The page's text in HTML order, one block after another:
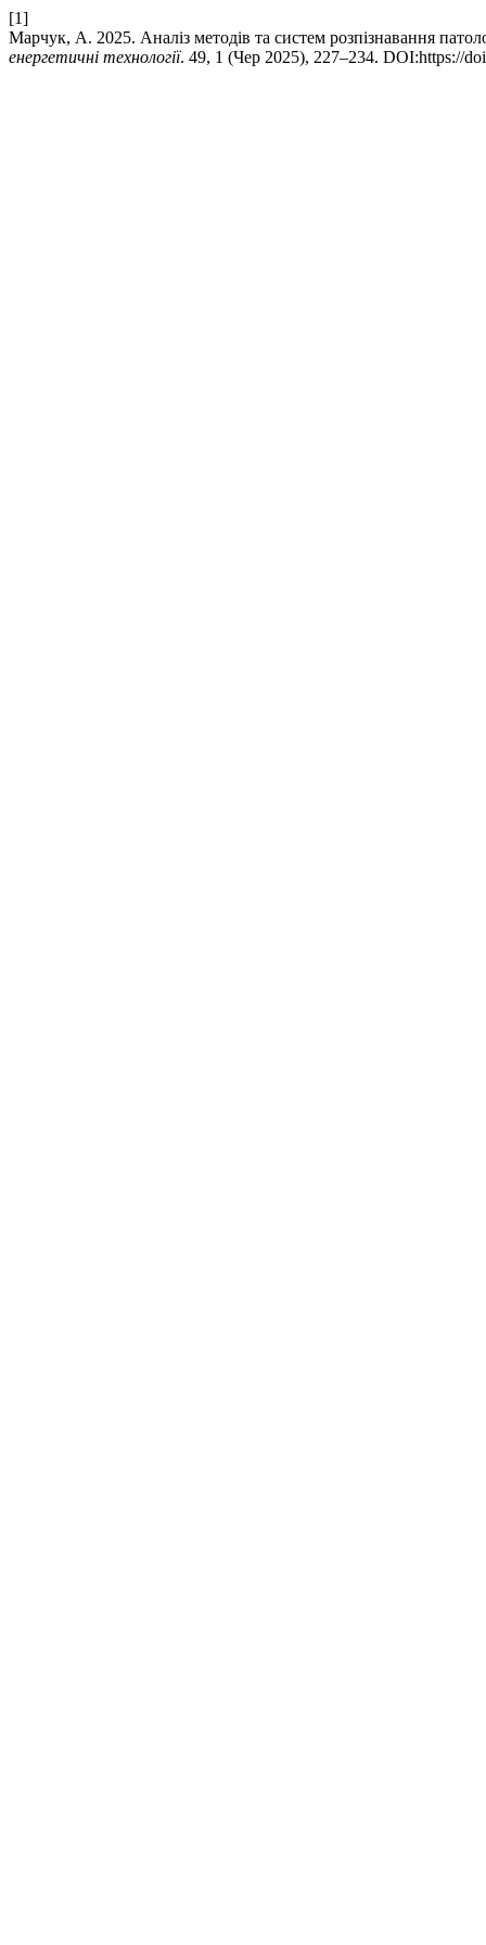
[1]
Марчук, А. 2025. Аналіз методів та систем розпізнавання
енергетичнi технологiї. 49, 1 (Чер 2025), 227–234. DOI:https://